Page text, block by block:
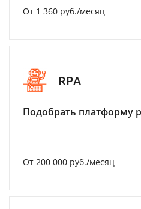
От 1 360 руб./месяц
RPA
Подобрать платформу
От 200 000 руб./месяц